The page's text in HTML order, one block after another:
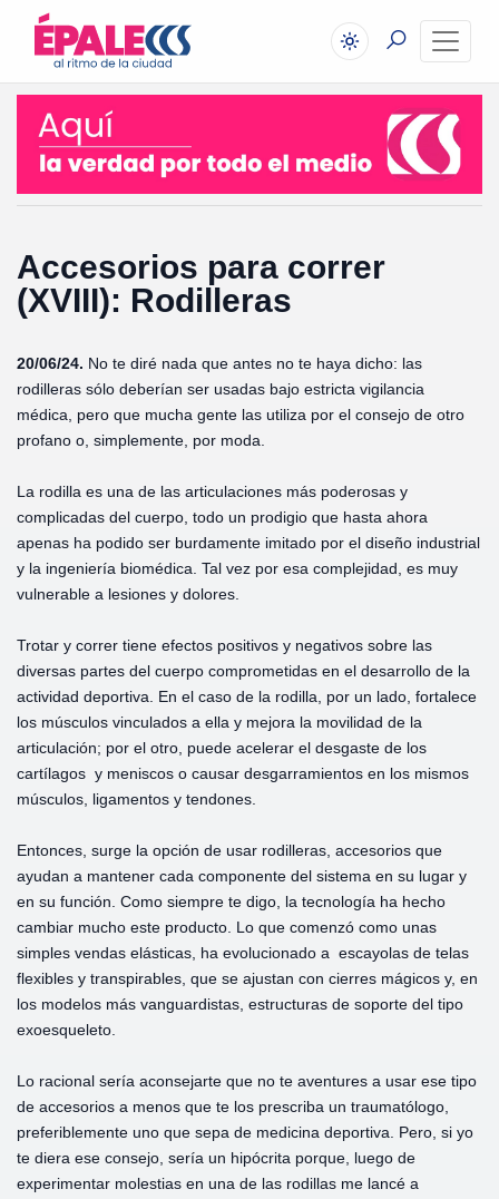
Accesorios para correr
(XVIII): Rodilleras
20/06/24. No te diré nada que antes no te haya dicho: las
rodilleras sólo deberían ser usadas bajo estricta vigilancia
médica, pero que mucha gente las utiliza por el consejo de otro
profano o, simplemente, por moda.
La rodilla es una de las articulaciones más poderosas y
complicadas del cuerpo, todo un prodigio que hasta ahora
apenas ha podido ser burdamente imitado por el diseño industrial
y la ingeniería biomédica. Tal vez por esa complejidad, es muy
vulnerable a lesiones y dolores.
Trotar y correr tiene efectos positivos y negativos sobre las
diversas partes del cuerpo comprometidas en el desarrollo de la
actividad deportiva. En el caso de la rodilla, por un lado, fortalece
los músculos vinculados a ella y mejora la movilidad de la
articulación; por el otro, puede acelerar el desgaste de los
cartílagos y meniscos o causar desgarramientos en los mismos
músculos, ligamentos y tendones.
Entonces, surge la opción de usar rodilleras, accesorios que
ayudan a mantener cada componente del sistema en su lugar y
en su función. Como siempre te digo, la tecnología ha hecho
cambiar mucho este producto. Lo que comenzó como unas
simples vendas elásticas, ha evolucionado a escayolas de telas
flexibles y transpirables, que se ajustan con cierres mágicos y, en
los modelos más vanguardistas, estructuras de soporte del tipo
exoesqueleto.
Lo racional sería aconsejarte que no te aventures a usar ese tipo
de accesorios a menos que te los prescriba un traumatólogo,
preferiblemente uno que sepa de medicina deportiva. Pero, si yo
te diera ese consejo, sería un hipócrita porque, luego de
experimentar molestias en una de las rodillas me lancé a